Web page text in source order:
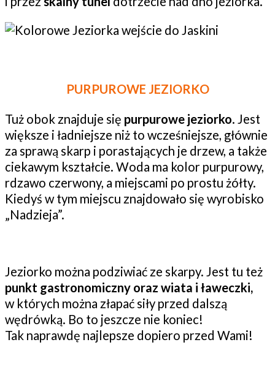
PURPUROWE JEZIORKO
Tuż obok znajduje się purpurowe jeziorko. Jest
większe i ładniejsze niż to wcześniejsze, głównie
za sprawą skarp i porastających je drzew, a także
ciekawym kształcie. Woda ma kolor purpurowy,
rdzawo czerwony, a miejscami po prostu żółty.
Kiedyś w tym miejscu znajdowało się wyrobisko
„Nadzieja”.
Jeziorko można podziwiać ze skarpy. Jest tu też
punkt gastronomiczny oraz wiata i ławeczki,
w których można złapać siły przed dalszą
wędrówką. Bo to jeszcze nie koniec!
Tak naprawdę najlepsze dopiero przed Wami!